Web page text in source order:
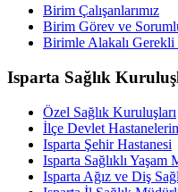
Birim Çalışanlarımız
Birim Görev ve
Birimle Alakalı
Isparta Sağlık
Özel Sağlık Kuruluşları
İlçe Devlet
Isparta Şehir Hastanesi
Isparta Sağlıklı Yaşam
Isparta Ağız ve Diş